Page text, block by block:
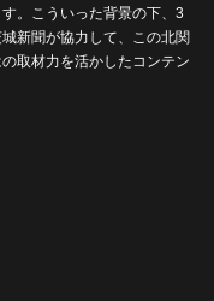
。こういった背景の下、3
新聞が協力して、この北関
取材力を活かしたコンテン